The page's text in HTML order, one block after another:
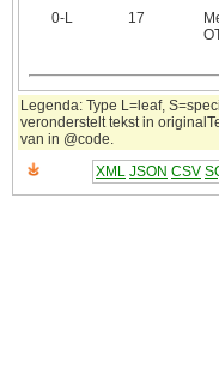
0‑L
17
Legenda: Type L=leaf,
veronderstelt tekst in
van in @code.
XML JSON CSV